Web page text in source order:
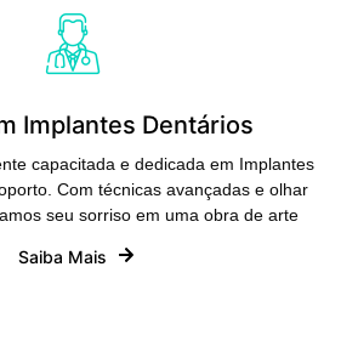
Implantes Dentários
capacitada e dedicada em Implantes
Com técnicas avançadas e olhar
seu sorriso em uma obra de arte
Saiba Mais